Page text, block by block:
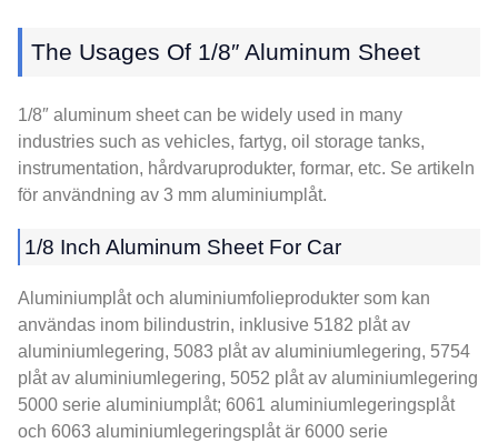
The Usages Of 1/8″ Aluminum Sheet
1/8″ aluminum sheet can be widely used in many
industries such as vehicles, fartyg, oil storage tanks,
instrumentation, hårdvaruprodukter, formar, etc. Se artikeln
för användning av 3 mm aluminiumplåt.
1/8 Inch Aluminum Sheet For Car
Aluminiumplåt och aluminiumfolieprodukter som kan
användas inom bilindustrin, inklusive 5182 plåt av
aluminiumlegering, 5083 plåt av aluminiumlegering, 5754
plåt av aluminiumlegering, 5052 plåt av aluminiumlegering
5000 serie aluminiumplåt; 6061 aluminiumlegeringsplåt
och 6063 aluminiumlegeringsplåt är 6000 serie